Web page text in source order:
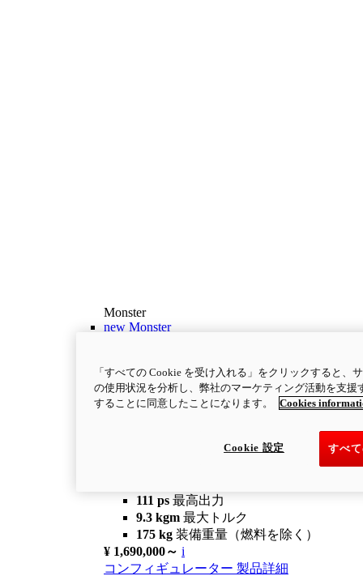
Monster
new Monster
111 ps最高出力
9.3 kgm最大トルク
175 kg装備重量（燃料を除く）
製品詳細
111 ps 最高出力
9.3 kgm 最大トルク
175 kg 装備重量（燃料を除く）
¥ 1,690,000～ i
コンフィギュレーター 製品詳細
「すべての Cookie を受け入れる」をクリックすると、
の使用状況を分析し、弊社のマーケティング活動を支援
することに同意したことになります。
Cookies
すべ
Cookie 設定